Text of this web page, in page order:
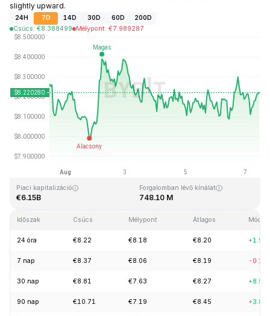
slightly upward.
24H 7D 14D 30D 60D
200D
Csúcs: €8.388499 Mélypont: €7.989287
Utolsó frissítés: 2026-08-07, 10:37 GMT+0
Rekordmagasság
Piaci kapitalizáció
€6.15B
Forgalomban lévő kínálat
748.10 M
Időszak Csúcs Mélypont Átlagos
24 óra €8.22 €8.18 €8.20
7 nap €8.37 €8.06 €8.19 -
30 nap €8.81 €7.63 €8.27
90 nap €10.71 €7.19 €8.45